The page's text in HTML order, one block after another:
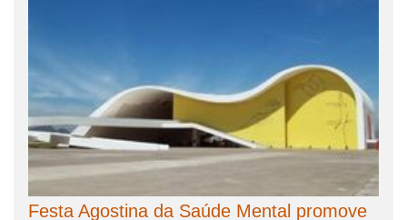
Festa Agostina da Saúde Mental promove